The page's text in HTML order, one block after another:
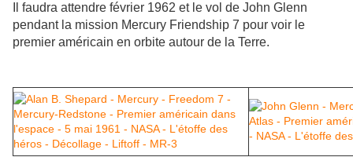
Il faudra attendre février 1962 et le vol de John Glenn
pendant la mission Mercury Friendship 7 pour voir le
premier américain en orbite autour de la Terre.